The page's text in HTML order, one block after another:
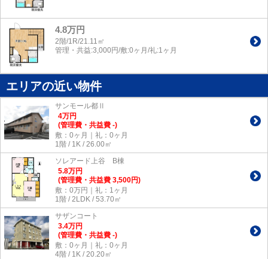
4.8万円
2階/1R/21.11㎡
管理・共益:3,000円/敷:0ヶ月/礼:1ヶ月
エリアの近い物件
サンモール都Ⅱ
4万円
(管理費・共益費 -)
敷：0ヶ月｜礼：0ヶ月
1階 / 1K / 26.00㎡
ソレアード上谷 B棟
5.8万円
(管理費・共益費 3,500円)
敷：0万円｜礼：1ヶ月
1階 / 2LDK / 53.70㎡
サザンコート
3.4万円
(管理費・共益費 -)
敷：0ヶ月｜礼：0ヶ月
4階 / 1K / 20.20㎡